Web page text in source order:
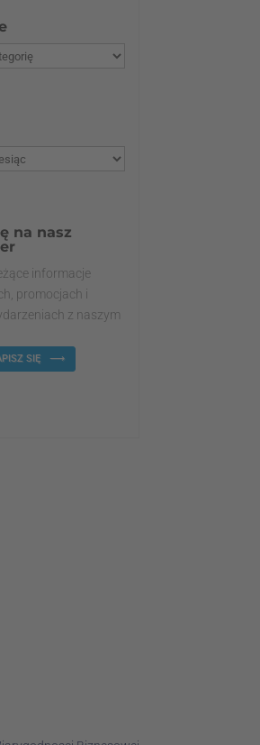
na nasz
informacje
promocjach i
z naszym
SIĘ